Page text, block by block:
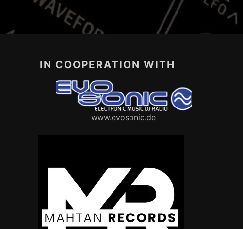
IN COOPERATION WITH
www.evosonic.de